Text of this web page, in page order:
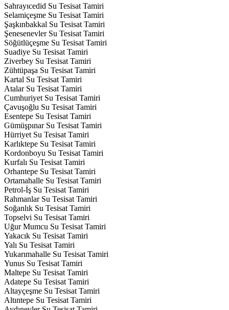
Sahrayıcedid Su Tesisat Tamiri
Selamiçeşme Su Tesisat Tamiri
Şaşkınbakkal Su Tesisat Tamiri
Şenesenevler Su Tesisat Tamiri
Söğütlüçeşme Su Tesisat Tamiri
Suadiye Su Tesisat Tamiri
Ziverbey Su Tesisat Tamiri
Zühtüpaşa Su Tesisat Tamiri
Kartal Su Tesisat Tamiri
Atalar Su Tesisat Tamiri
Cumhuriyet Su Tesisat Tamiri
Çavuşoğlu Su Tesisat Tamiri
Esentepe Su Tesisat Tamiri
Gümüşpınar Su Tesisat Tamiri
Hürriyet Su Tesisat Tamiri
Karlıktepe Su Tesisat Tamiri
Kordonboyu Su Tesisat Tamiri
Kurfalı Su Tesisat Tamiri
Orhantepe Su Tesisat Tamiri
Ortamahalle Su Tesisat Tamiri
Petrol-İş Su Tesisat Tamiri
Rahmanlar Su Tesisat Tamiri
Soğanlık Su Tesisat Tamiri
Topselvi Su Tesisat Tamiri
Uğur Mumcu Su Tesisat Tamiri
Yakacık Su Tesisat Tamiri
Yalı Su Tesisat Tamiri
Yukarımahalle Su Tesisat Tamiri
Yunus Su Tesisat Tamiri
Maltepe Su Tesisat Tamiri
Adatepe Su Tesisat Tamiri
Altayçeşme Su Tesisat Tamiri
Altıntepe Su Tesisat Tamiri